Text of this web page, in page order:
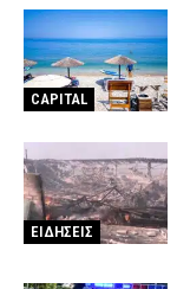
CAPITAL
ΕΙΔΗΣΕΙΣ